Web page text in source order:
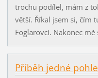
trochu podílel, mám z
větší. Říkal jsem si, čím
Foglarovci. Nakonec mě
Příběh jedné